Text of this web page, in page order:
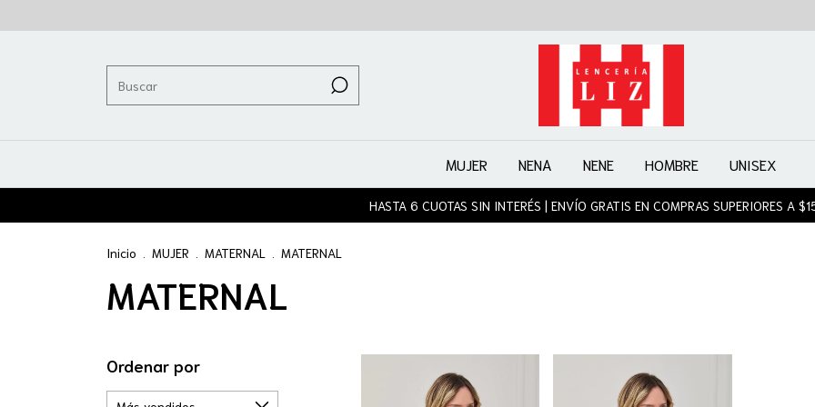
MUJER NENA NENE HOMBRE UNISEX
HASTA 6 CUOTAS SIN INTERÉS | ENVÍO GRATIS EN COMPRAS SUPERIORES A
Inicio MUJER MATERNAL MATERNAL
MATERNAL
Ordenar por